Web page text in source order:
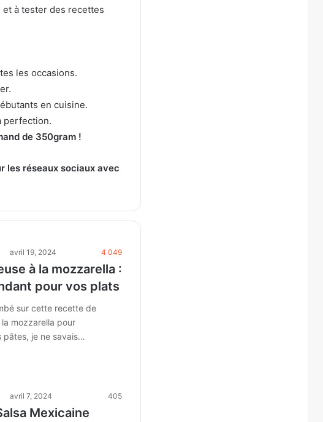
et à tester des recettes
les occasions.
en cuisine.
perfection.
de 350gram !
les réseaux sociaux avec
avril 19, 2024 4 049
à la mozzarella :
pour vos plats
sur cette recette de
mozzarella pour
pâtes, je ne savais…
avril 7, 2024 405
Mexicaine